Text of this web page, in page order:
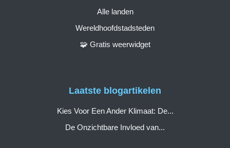
Alle landen
Wereldhoofdstadsteden
🧩 Gratis weerwidget
Laatste blogartikelen
Kies Voor Een Ander Klimaat: De...
De Onzichtbare Invloed van...